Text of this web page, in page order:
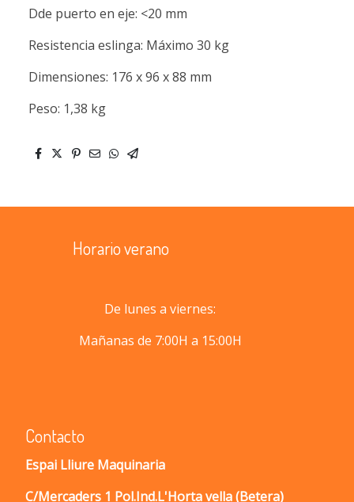
Dde puerto en eje: <20 mm
Resistencia eslinga: Máximo 30 kg
Dimensiones: 176 x 96 x 88 mm
Peso: 1,38 kg
Horario verano
De lunes a viernes:
Mañanas de 7:00H a 15:00H
Contacto
Espai Lliure Maquinaria
C/Mercaders 1 Pol.Ind.L'Horta vella (Betera)